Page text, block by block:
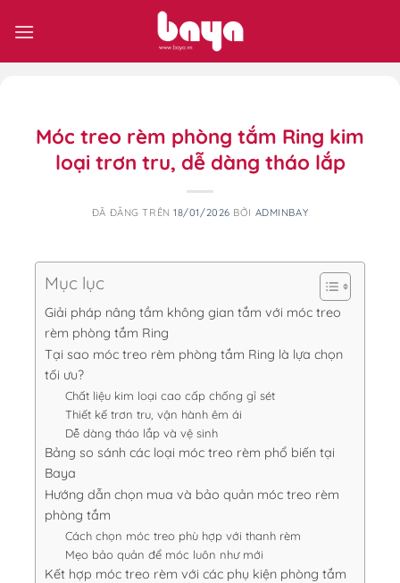
đến
Móc treo rèm phòng tắm Ring kim
loại trơn tru, dễ dàng tháo lắp
ĐÃ ĐĂNG TRÊN18/01/2026 BỞI ADMINBAY
Mục lục
Giải pháp nâng tầm không gian tắm với móc treo
rèm phòng tắm Ring
Tại sao móc treo rèm phòng tắm Ring là lựa chọn
tối ưu?
Chất liệu kim loại cao cấp chống gỉ sét
Thiết kế trơn tru, vận hành êm ái
Dễ dàng tháo lắp và vệ sinh
Bảng so sánh các loại móc treo rèm phổ biến tại
Baya
Hướng dẫn chọn mua và bảo quản móc treo rèm
phòng tắm
Cách chọn móc treo phù hợp với thanh rèm
Mẹo bảo quản để móc luôn như mới
Kết hợp móc treo rèm với các phụ kiện phòng tắm